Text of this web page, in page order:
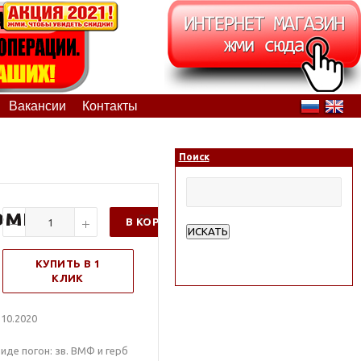
Вакансии Контакты
В КОРЗИНУ
КУПИТЬ В 1
КЛИК
погон: зв. ВМФ и герб
Поиск
ИСКАТЬ